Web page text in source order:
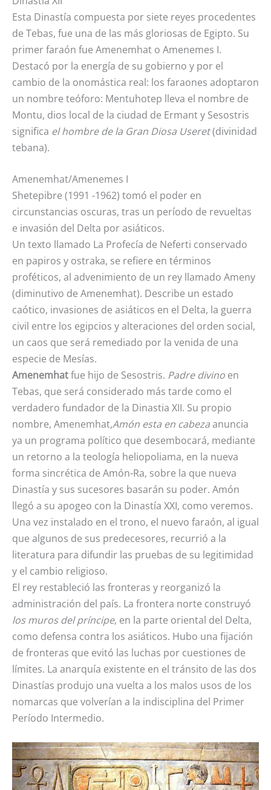
Esta Dinastía compuesta por siete reyes procedentes
de Tebas, fue una de las más gloriosas de Egipto. Su
primer faraón fue Amenemhat o Amenemes I.
Destacó por la energía de su gobierno y por el
cambio de la onomástica real: los faraones adoptaron
un nombre teóforo: Mentuhotep lleva el nombre de
Montu, dios local de la ciudad de Ermant y Sesostris
significa el hombre de la Gran Diosa Useret(divinidad
tebana).
Amenemhat/Amenemes I
Shetepibre (1991 -1962) tomó el poder en
circunstancias oscuras, tras un período de revueltas
e invasión del Delta por asiáticos.
Un texto llamado La Profecía de Neferti conservado
en papiros y ostraka, se refiere en términos
proféticos, al advenimiento de un rey llamado Ameny
(diminutivo de Amenemhat). Describe un estado
caótico, invasiones de asiáticos en el Delta, la guerra
civil entre los egipcios y alteraciones del orden social,
un caos que será remediado por la venida de una
especie de Mesías.
Amenemhatfue hijo de Sesostris. Padre divino en
Tebas, que será considerado más tarde como el
verdadero fundador de la Dinastia XII. Su propio
nombre, Amenemhat,Amón esta en cabezaanuncia
ya un programa político que desembocará, mediante
un retorno a la teología heliopoliama, en la nueva
forma sincrética de Amón-Ra, sobre la que nueva
Dinastía y sus sucesores basarán su poder. Amón
llegó a su apogeo con la Dinastía XXI, como veremos.
Una vez instalado en el trono, el nuevo faraón, al igual
que algunos de sus predecesores, recurrió a la
literatura para difundir las pruebas de su legitimidad
y el cambio religioso.
El rey restableció las fronteras y reorganizó la
administración del país. La frontera norte construyó
los muros del príncipe, en la parte oriental del Delta,
como defensa contra los asiáticos. Hubo una fijación
de fronteras que evitó las luchas por cuestiones de
límites. La anarquía existente en el tránsito de las dos
Dinastías produjo una vuelta a los malos usos de los
nomarcas que volverían a la indisciplina del Primer
Período Intermedio.